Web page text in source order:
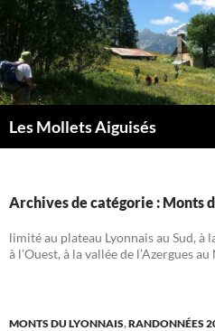
Aller
au
contenu
Les Mollets Aiguisés
Archives de catégorie : Monts
limité au plateau Lyonnais au Sud, à
à l’Ouest, à la vallée de l’Azergues
MONTS DU LYONNAIS,RANDONNÉES